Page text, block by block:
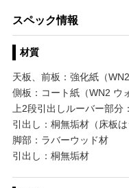
スペック情報
材質
天板、前板：強化紙（
側板：コート紙（WN2 ウ
上2段引出しルーバー部分
引出し：桐無垢材（床板は
脚部：ラバーウッド材
引出し：桐無垢材